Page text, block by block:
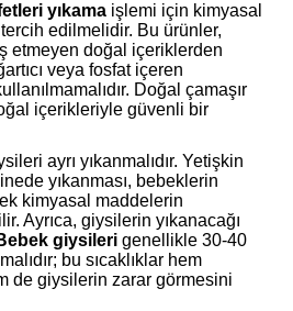
yıkama işlemi için kimyasal
edilmelidir. Bu ürünler,
etmeyen doğal içeriklerden
veya fosfat içeren
Doğal çamaşır
içerikleriyle güvenli bir
ayrı yıkanmalıdır. Yetişkin
yıkanması, bebeklerin
kimyasal maddelerin
Ayrıca, giysilerin yıkanacağı
giysileri genellikle 30-40
bu sıcaklıklar hem
de giysilerin zarar görmesini